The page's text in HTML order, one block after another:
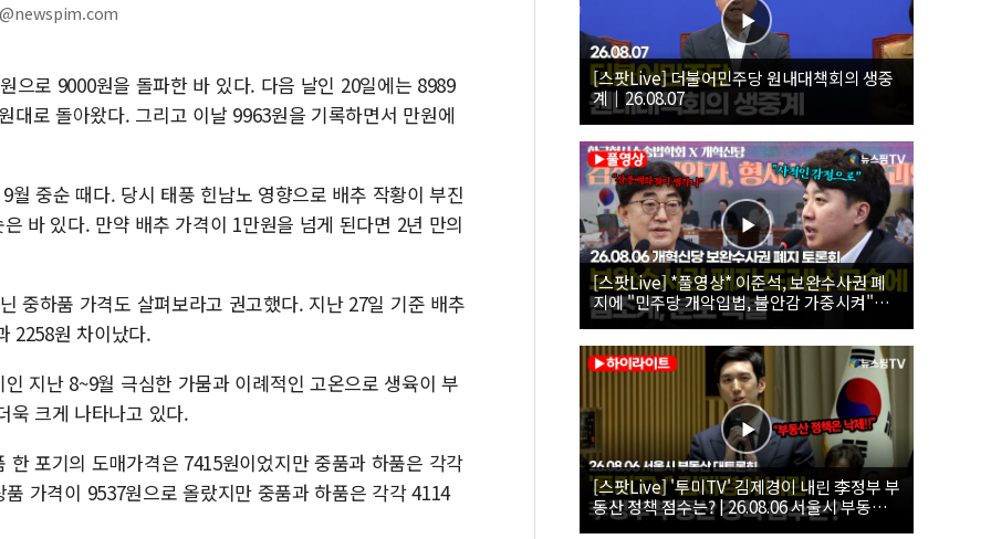
으로 9000원을 돌파한 바 있다. 다음 날인 20일에는 8989
대로 돌아왔다. 그리고 이날 9963원을 기록하면서 만원에
중순 때다. 당시 태풍 힌남노 영향으로 배추 작황이 부진
바 있다. 만약 배추 가격이 1만원을 넘게 된다면 2년 만의
중하품 가격도 살펴보라고 권고했다. 지난 27일 기준 배추
2258원 차이났다.
지난 8~9월 극심한 가뭄과 이례적인 고온으로 생육이 부
욱 크게 나타나고 있다.
포기의 도매가격은 7415원이었지만 중품과 하품은 각각
가격이 9537원으로 올랐지만 중품과 하품은 각각 4114
[스팟Live] 더불어민주당 원내대책회의 생중
계｜26.08.07
[스팟Live] *풀영상* 이준석, 보완수사권 폐
지에 "민주당 개악입법, 불안감 가중시켜"｜
26.08.06 개혁신당 보완수사권 폐지 토론회
[스팟Live] '투미TV' 김제경이 내린 李정부 부
동산 정책 점수는? | 26.08.06 서울시 부동산
대토론회